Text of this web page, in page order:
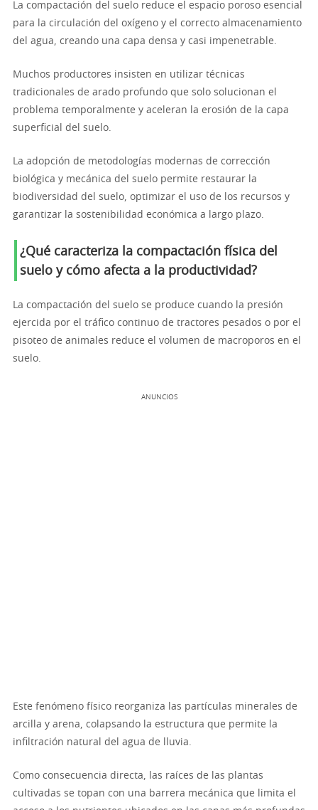
La compactación del suelo reduce el espacio poroso esencial
para la circulación del oxígeno y el correcto almacenamiento
del agua, creando una capa densa y casi impenetrable.
Muchos productores insisten en utilizar técnicas
tradicionales de arado profundo que solo solucionan el
problema temporalmente y aceleran la erosión de la capa
superficial del suelo.
La adopción de metodologías modernas de corrección
biológica y mecánica del suelo permite restaurar la
biodiversidad del suelo, optimizar el uso de los recursos y
garantizar la sostenibilidad económica a largo plazo.
¿Qué caracteriza la compactación física del
suelo y cómo afecta a la productividad?
La compactación del suelo se produce cuando la presión
ejercida por el tráfico continuo de tractores pesados o por el
pisoteo de animales reduce el volumen de macroporos en el
suelo.
ANUNCIOS
Este fenómeno físico reorganiza las partículas minerales de
arcilla y arena, colapsando la estructura que permite la
infiltración natural del agua de lluvia.
Como consecuencia directa, las raíces de las plantas
cultivadas se topan con una barrera mecánica que limita el